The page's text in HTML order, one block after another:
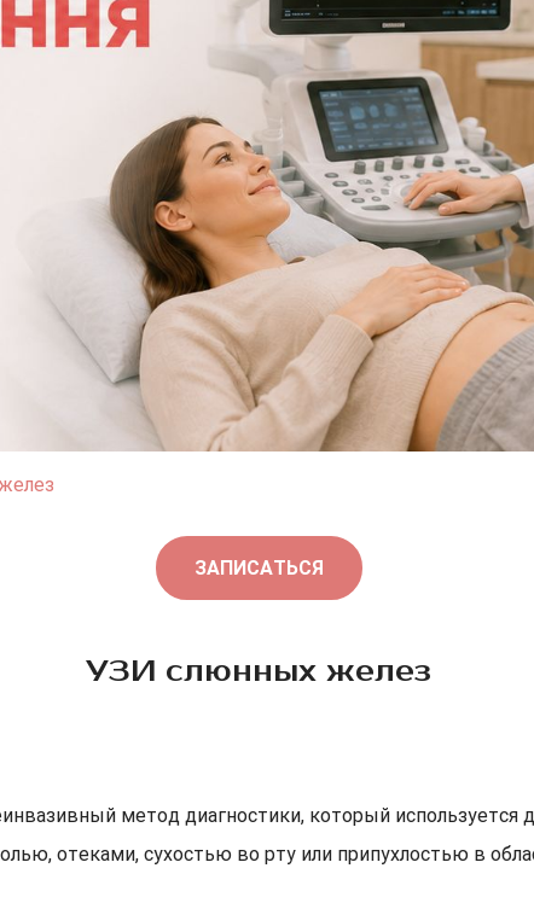
ЗАПИСАТЬСЯ
УЗИ слюнных желез
метод диагностики, который
отеками, сухостью во рту или припухлостью в